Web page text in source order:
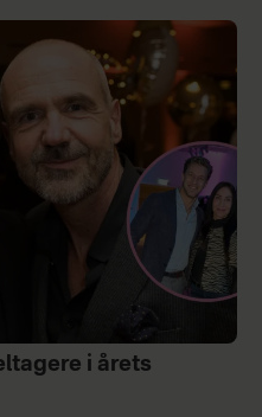
i årets